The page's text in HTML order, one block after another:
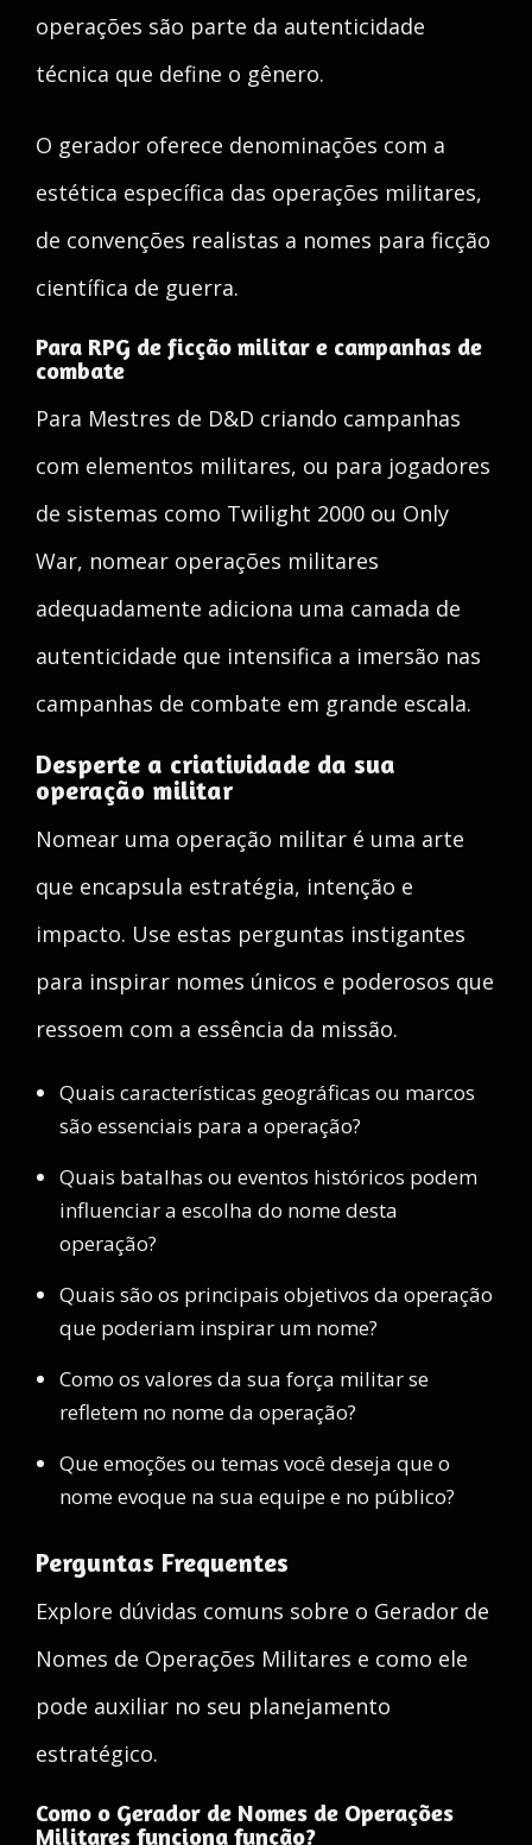
operações são parte da autenticidade
técnica que define o gênero.
O gerador oferece denominações com a
estética específica das operações militares,
de convenções realistas a nomes para ficção
científica de guerra.
Para RPG de ficção militar e campanhas de
combate
Para Mestres de D&D criando campanhas
com elementos militares, ou para jogadores
de sistemas como Twilight 2000 ou Only
War, nomear operações militares
adequadamente adiciona uma camada de
autenticidade que intensifica a imersão nas
campanhas de combate em grande escala.
Desperte a criatividade da sua
operação militar
Nomear uma operação militar é uma arte
que encapsula estratégia, intenção e
impacto. Use estas perguntas instigantes
para inspirar nomes únicos e poderosos que
ressoem com a essência da missão.
Quais características geográficas ou marcos
são essenciais para a operação?
Quais batalhas ou eventos históricos podem
influenciar a escolha do nome desta
operação?
Quais são os principais objetivos da operação
que poderiam inspirar um nome?
Como os valores da sua força militar se
refletem no nome da operação?
Que emoções ou temas você deseja que o
nome evoque na sua equipe e no público?
Perguntas Frequentes
Explore dúvidas comuns sobre o Gerador de
Nomes de Operações Militares e como ele
pode auxiliar no seu planejamento
estratégico.
Como o Gerador de Nomes de Operações
Militares funciona função?